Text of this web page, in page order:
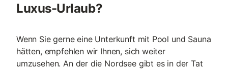
Luxus-Urlaub?
Wenn Sie gerne eine Unterkunft mit Pool und Sauna
hätten, empfehlen wir Ihnen, sich weiter
umzusehen. An der die Nordsee gibt es in der Tat